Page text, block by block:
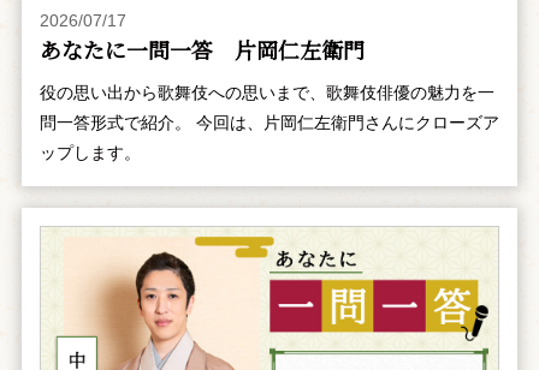
2026/07/17
あなたに一問一答 片岡仁左衛門
役の思い出から歌舞伎への思いまで、歌舞伎俳優の魅力を一
問一答形式で紹介。 今回は、片岡仁左衛門さんにクローズア
ップします。